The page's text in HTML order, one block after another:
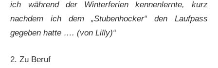
ich während der Winterferien kennenlernte, kurz
nachdem ich dem „Stubenhocker“ den Laufpass
gegeben hatte …. (von Lilly)“
2. Zu Beruf